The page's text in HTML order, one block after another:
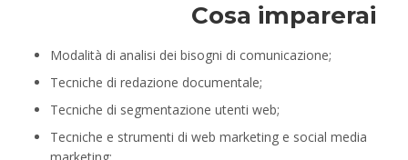
Cosa imparerai
Modalità di analisi dei bisogni di comunicazione;
Tecniche di redazione documentale;
Tecniche di segmentazione utenti web;
Tecniche e strumenti di web marketing e social media